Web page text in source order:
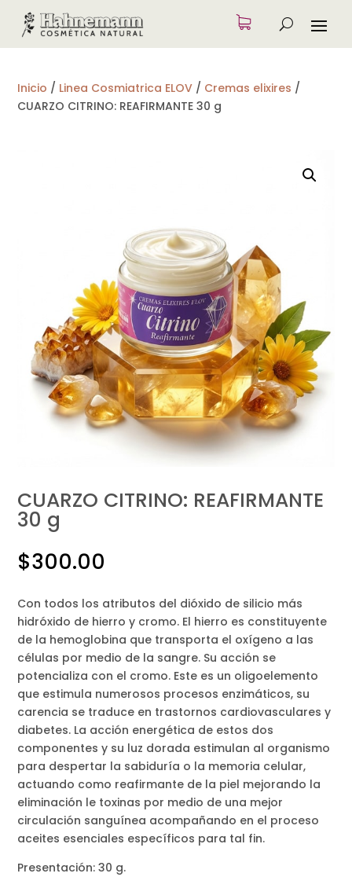
Inicio / Linea Cosmiatrica ELOV / Cremas elixires /
CUARZO CITRINO: REAFIRMANTE 30 g
CUARZO CITRINO: REAFIRMANTE
30 g
$300.00
Con todos los atributos del dióxido de silicio más
hidróxido de hierro y cromo. El hierro es constituyente
de la hemoglobina que transporta el oxígeno a las
células por medio de la sangre. Su acción se
potencializa con el cromo. Este es un oligoelemento
que estimula numerosos procesos enzimáticos, su
carencia se traduce en trastornos cardiovasculares y
diabetes. La acción energética de estos dos
componentes y su luz dorada estimulan al organismo
para despertar la sabiduría o la memoria celular,
actuando como reafirmante de la piel mejorando la
eliminación le toxinas por medio de una mejor
circulación sanguínea acompañando en el proceso
aceites esenciales específicos para tal fin.
Presentación: 30 g.